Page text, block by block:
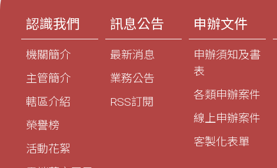
認識我們
機關簡介
主管簡介
轄區介紹
榮譽榜
活動花絮
訊息公告
最新消息
業務公告
RSS訂閱
申辦文件
申辦須知及書
表
各類申辦案件
線上申辦案件
客製化表單